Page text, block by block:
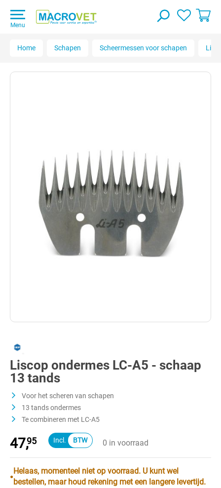
Menu
Home Schapen Scheermessen voor schapen
Liscop ondermes LC-A5 - schaap
13 tands
Voor het scheren van schapen
13 tands ondermes
Te combineren met LC-A5
47,95 0 in voorraad
Helaas, momenteel niet op voorraad. U kunt wel
bestellen, maar houd rekening met een langere levertijd.